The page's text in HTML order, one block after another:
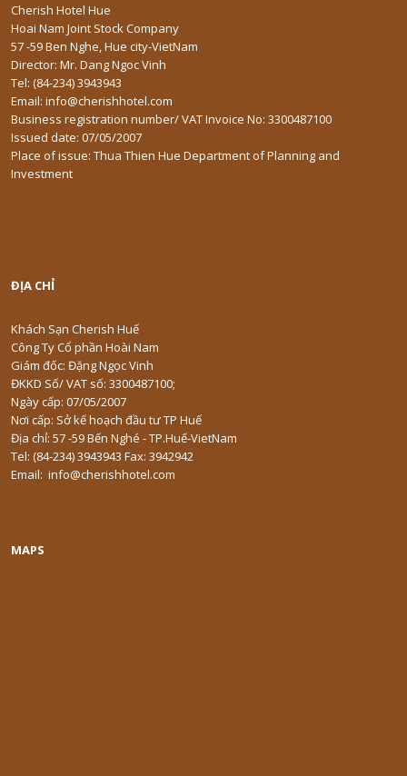
Cherish Hotel Hue
Hoai Nam Joint Stock Company
57 -59 Ben Nghe, Hue city-VietNam
Director: Mr. Dang Ngoc Vinh
Tel: (84-234) 3943943
Email: info@cherishhotel.com
Business registration number/ VAT Invoice No: 3300487100
Issued date: 07/05/2007
Place of issue: Thua Thien Hue Department of Planning and
Investment
ĐỊA CHỈ
Khách Sạn Cherish Huế
Công Ty Cổ phần Hoài Nam
Giám đốc: Đặng Ngọc Vinh
ĐKKD Số/ VAT số: 3300487100;
Ngày cấp: 07/05/2007
Nơi cấp: Sở kế hoạch đầu tư TP Huế
Địa chỉ: 57 -59 Bến Nghé - TP.Huế-VietNam
Tel: (84-234) 3943943 Fax: 3942942
Email: info@cherishhotel.com
MAPS